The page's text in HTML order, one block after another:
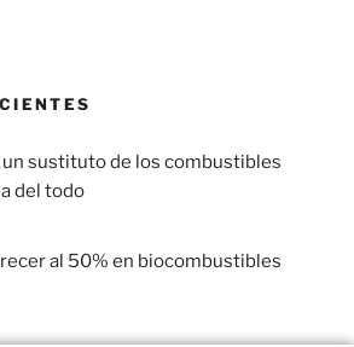
sustituto de los combustibles
del todo
al 50% en biocombustibles